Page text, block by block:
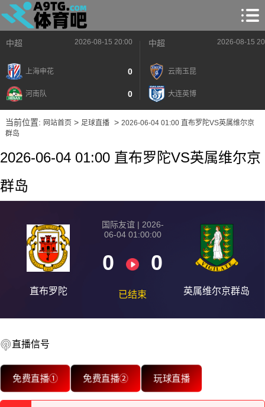
中超 2026-08-15 20:00
上海申花 0
河南队 0
中超 2026-08-15
云南玉昆
大连英博
当前位置: 网站首页> 足球直播> 2026-06-04 01:00 直布罗陀VS英属维尔京
群岛
2026-06-04 01:00 直布罗陀VS英属维尔京
群岛
直布罗陀
国际友谊 | 2026-
06-04 01:00:00
0 0
已结束 英属维尔京群岛
直播信号
免费直播① 免费直播② 玩球直播
2026-08-15 【国际友谊】 直布罗陀VS英属维尔京群岛